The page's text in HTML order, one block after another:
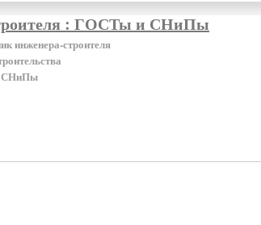
: ГОСТы и СНиПы
инженера-строителя
СНиПы